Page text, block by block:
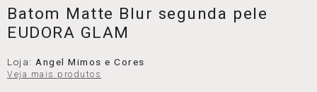
Batom Matte Blur segunda pele
EUDORA GLAM
Loja:Angel Mimos e Cores
Veja mais produtos